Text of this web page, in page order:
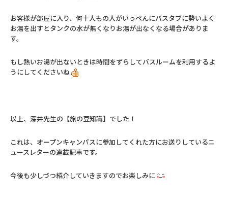
お客様が部屋に入り、何十人もの人がいっぺんにバスタブに勢いよく
お湯を出すとタンクの水が無くなりお湯が出なくなる場合がありま
す。
もし熱いお湯が出ないときは時間をずらしてバスルームを利用するよ
うにしてくださいね
以上、深井先生の【旅の豆知識】でした！
これは、オープンキャンパスに参加してくれた方にお送りしているニ
ュースレターの連載記事です。
今後も少しづつ紹介していきますのでお楽しみに